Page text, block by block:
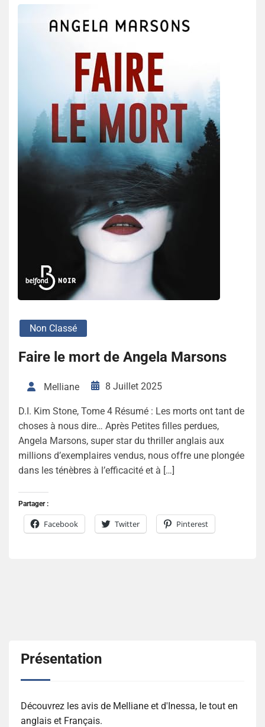
Non Classé
Faire le mort de Angela Marsons
Melliane 8 Juillet 2025
D.I. Kim Stone, Tome 4 Résumé : Les morts ont tant de
choses à nous dire… Après Petites filles perdues,
Angela Marsons, super star du thriller anglais aux
millions d’exemplaires vendus, nous offre une plongée
dans les ténèbres à l’efficacité et à […]
Partager :
Facebook Twitter Pinterest
Présentation
Découvrez les avis de Melliane et d'Inessa, le tout en
anglais et Français.